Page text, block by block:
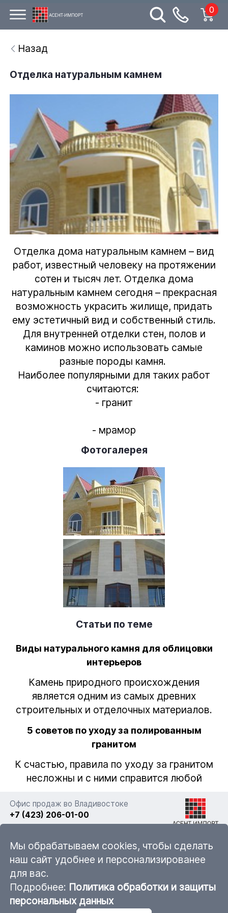
0
Назад
Отделка натуральным камнем
Отделка дома натуральным камнем – вид
работ, известный человеку на протяжении
сотен и тысяч лет. Отделка дома
натуральным камнем сегодня – прекрасная
возможность украсить жилище, придать
ему эстетичный вид и собственный стиль.
Для внутренней отделки стен, полов и
каминов можно использовать самые
разные породы камня.
Наиболее популярными для таких работ
считаются:
- гранит
- мрамор
Фотогалерея
Статьи по теме
Виды натурального камня для облицовки
интерьеров
Камень природного происхождения
является одним из самых древних
строительных и отделочных материалов.
5 советов по уходу за полированным
гранитом
К счастью, правила по уходу за гранитом
несложны и с ними справится любой
Офис продаж во Владивостоке
+7 (423) 206-01-00
sales@ascent-import.ru
Карта каталога продукции
Мы обрабатываем cookies, чтобы сделать
наш сайт удобнее и персонализированее
для вас.
Подробнее: Политика обработки и защиты
персональных данных